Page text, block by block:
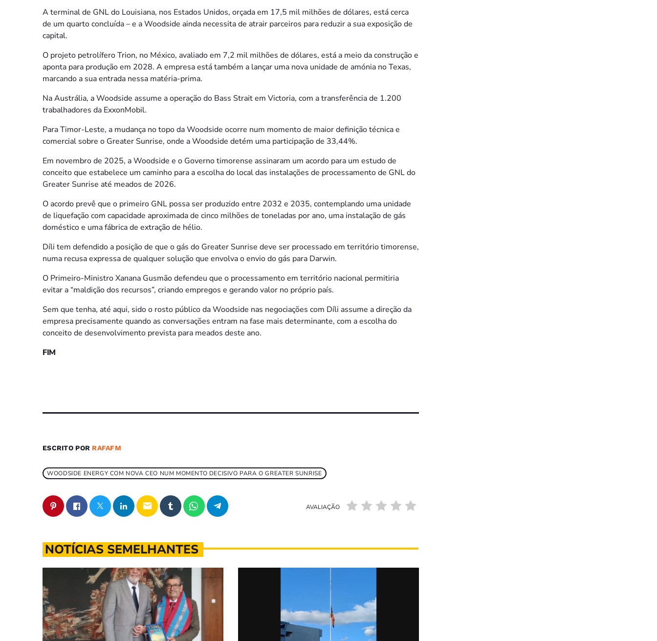
A terminal de GNL do Louisiana, nos Estados Unidos, orçada em 17,5 mil milhões de dólares, está cerca
de um quarto concluída – e a Woodside ainda necessita de atrair parceiros para reduzir a sua exposição de
capital.
O projeto petrolífero Trion, no México, avaliado em 7,2 mil milhões de dólares, está a meio da construção e
aponta para produção em 2028. A empresa está também a lançar uma nova unidade de amónia no Texas,
marcando a sua entrada nessa matéria-prima.
Na Austrália, a Woodside assume a operação do Bass Strait em Victoria, com a transferência de 1.200
trabalhadores da ExxonMobil.
Para Timor-Leste, a mudança no topo da Woodside ocorre num momento de maior definição técnica e
comercial sobre o Greater Sunrise, onde a Woodside detém uma participação de 33,44%.
Em novembro de 2025, a Woodside e o Governo timorense assinaram um acordo para um estudo de
conceito que estabelece um caminho para a escolha do local das instalações de processamento de GNL do
Greater Sunrise até meados de 2026.
O acordo prevê que o primeiro GNL possa ser produzido entre 2032 e 2035, contemplando uma unidade
de liquefação com capacidade aproximada de cinco milhões de toneladas por ano, uma instalação de gás
doméstico e uma fábrica de extração de hélio.
Díli tem defendido a posição de que o gás do Greater Sunrise deve ser processado em território timorense,
numa recusa expressa de qualquer solução que envolva o envio do gás para Darwin.
O Primeiro-Ministro Xanana Gusmão defendeu que o processamento em território nacional permitiria
evitar a “maldição dos recursos”, criando empregos e gerando valor no próprio país.
Sem que tenha, até aqui, sido o rosto público da Woodside nas negociações com Díli assume a direção da
empresa precisamente quando as conversações entram na fase mais determinante, com a escolha do
conceito de desenvolvimento prevista para meados deste ano.
FIM
ESCRITO POR RAFAFM
WOODSIDE ENERGY COM NOVA CEO NUM MOMENTO DECISIVO PARA O GREATER SUNRISE
email AVALIAÇÃO
NOTÍCIAS SEMELHANTES